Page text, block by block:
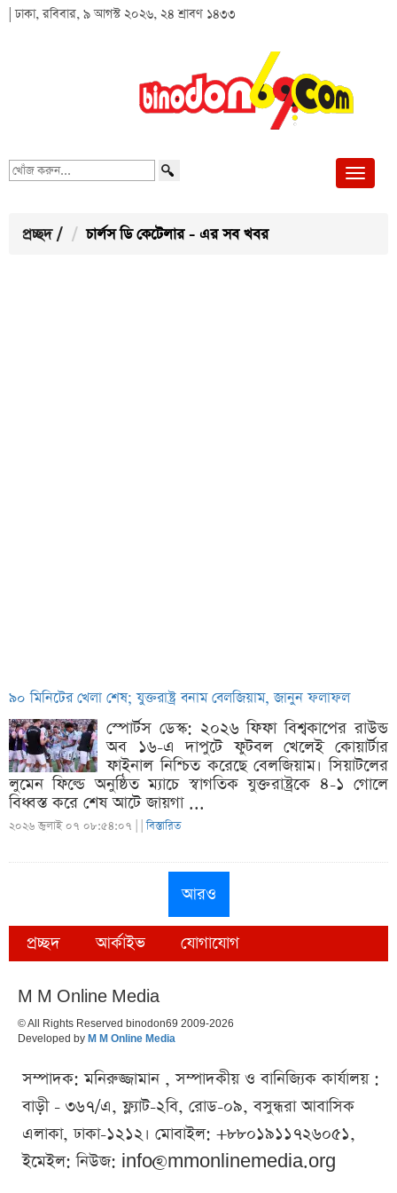
| ঢাকা, রবিবার, ৯ আগস্ট ২০২৬, ২৪ শ্রাবণ ১৪৩৩
খোঁজ
প্রচ্ছদ / চার্লস ডি কেটেলার - এর সব খবর
৯০ মিনিটের খেলা শেষ; যুক্তরাষ্ট্র বনাম বেলজিয়াম, জানুন ফলাফল
স্পোর্টস ডেস্ক: ২০২৬ ফিফা বিশ্বকাপের রাউন্ড
অব ১৬-এ দাপুটে ফুটবল খেলেই কোয়ার্টার
ফাইনাল নিশ্চিত করেছে বেলজিয়াম। সিয়াটলের
লুমেন ফিল্ডে অনুষ্ঠিত ম্যাচে স্বাগতিক যুক্তরাষ্ট্রকে ৪-১ গোলে
বিধ্বস্ত করে শেষ আটে জায়গা ...
২০২৬ জুলাই ০৭ ০৮:৫৪:০৭ | |বিস্তারিত
আরও
প্রচ্ছদ আর্কাইভ যোগাযোগ
M M Online Media
© All Rights Reserved binodon69 2009-2026
Developed by M M Online Media
সম্পাদক: মনিরুজ্জামান , সম্পাদকীয় ও বানিজ্যিক কার্যালয় :
বাড়ী - ৩৬৭/এ, ফ্ল্যাট-২বি, রোড-০৯, বসুন্ধরা আবাসিক
এলাকা, ঢাকা-১২১২। মোবাইল: +৮৮০১৯১১৭২৬০৫১,
ইমেইল: নিউজ: info@mmonlinemedia.org